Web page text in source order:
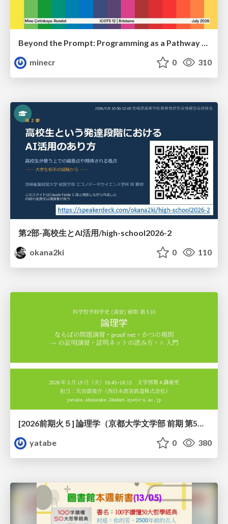
Beyond the Prompt: Programming as a Pathway to Statistical Thinking
minecr
0 310
第2部-高校生とAI活用/high-school2026-2
okana2ki
0 110
yatabe
0 380